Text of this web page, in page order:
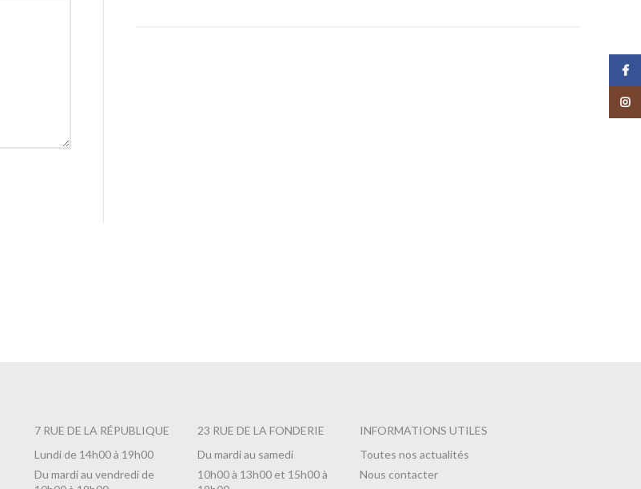
7 RUE DE LA RÉPUBLIQUE
Lundi de 14h00 à 19h00
Du mardi au vendredi de
23 RUE DE LA FONDERIE
Du mardi au samedi
10h00 à 13h00 et 15h00 à
INFORMATIONS UTILES
Toutes nos actualités
Nous contacter